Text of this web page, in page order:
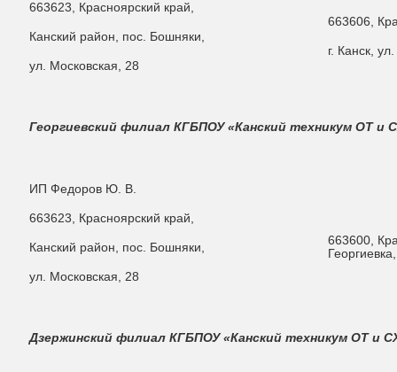
663623, Красноярский край,
Канский район, пос. Бошняки,
ул. Московская, 28
663606,
г. Канск,
Георгиевский филиал КГБПОУ «Канский техникум ОТ и
ИП Федоров Ю. В.
663623, Красноярский край,
Канский район, пос. Бошняки,
ул. Московская, 28
663600,
Дзержинский филиал КГБПОУ «Канский техникум ОТ и